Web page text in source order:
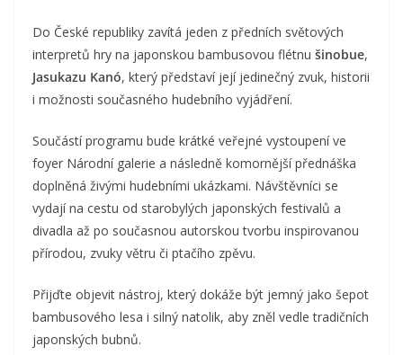
Do České republiky zavítá jeden z předních světových
interpretů hry na japonskou bambusovou flétnu šinobue,
Jasukazu Kanó, který představí její jedinečný zvuk, historii
i možnosti současného hudebního vyjádření.
Součástí programu bude krátké veřejné vystoupení ve
foyer Národní galerie a následně komornější přednáška
doplněná živými hudebními ukázkami. Návštěvníci se
vydají na cestu od starobylých japonských festivalů a
divadla až po současnou autorskou tvorbu inspirovanou
přírodou, zvuky větru či ptačího zpěvu.
Přijďte objevit nástroj, který dokáže být jemný jako šepot
bambusového lesa i silný natolik, aby zněl vedle tradičních
japonských bubnů.